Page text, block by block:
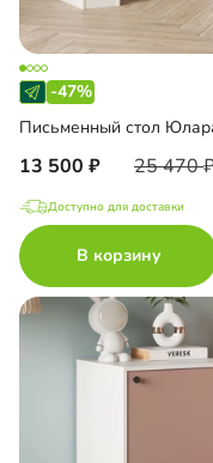
-47%
Письменный стол
13 500 25 470
Доступно для доставки
В корзину